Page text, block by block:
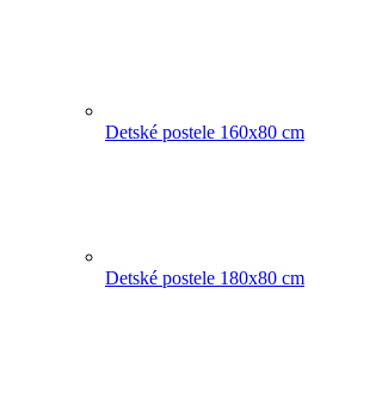
Detské postele 160x80 cm
Detské postele 180x80 cm